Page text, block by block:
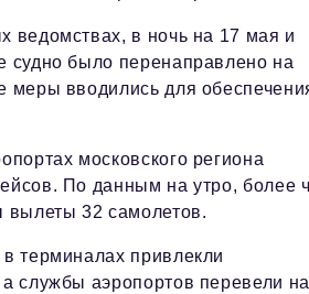
ведомствах, в ночь на 17 мая и
судно было перенаправлено на
меры вводились для
московского региона
По данным на утро, более
вылеты 32 самолетов.
терминалах привлекли
службы аэропортов перевели на